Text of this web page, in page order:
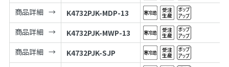
商品詳細
K4732PJK-MDP-13
商品詳細
K4732PJK-MWP-13
商品詳細
K4732PJK-SJP